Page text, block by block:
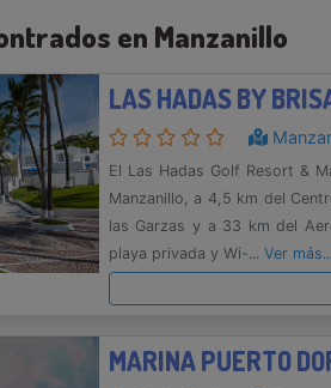
en Manzanillo
LAS HADAS BY
El Las Hadas Golf Resort &
Manzanillo, a 4,5 km del
las Garzas y a 33 km del
playa privada y Wi-... Ver